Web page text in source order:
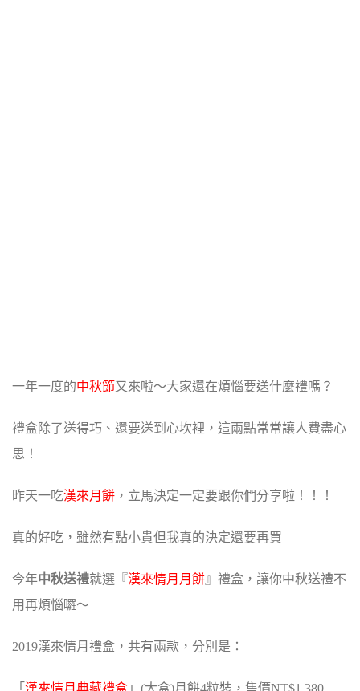
一年一度的中秋節又來啦～大家還在煩惱要送什麼禮嗎？
禮盒除了送得巧、還要送到心坎裡，這兩點常常讓人費盡心
思！
昨天一吃漢來月餅 ，立馬決定一定要跟你們分享啦！！！
真的好吃，雖然有點小貴但我真的決定還要再買
今年中秋送禮就選『漢來情月月餅』禮盒，讓你中秋送禮不
用再煩惱囉～
2019漢來情月禮盒，共有兩款，分別是：
「 漢來情月典藏禮盒 」(大盒)月餅4粒裝，售價NT$1,380